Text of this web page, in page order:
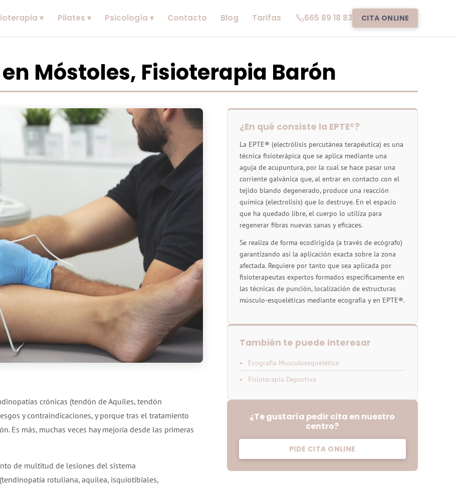
▾ Pilates ▾ Psicología ▾ Contacto Blog Tarifas 665 89 18 83 CITA ONLINE
en Móstoles, Fisioterapia Barón
crónicas (tendón de Aquiles, tendón
y contraindicaciones, y porque tras el tratamiento
Es más, muchas veces hay mejoría desde las primeras
de multitud de lesiones del sistema
rotuliana, aquilea, isquiotibiales,
¿En qué consiste la EPTE®?
La EPTE® (electrólisis percutánea terapéutica) es una
técnica fisioterápica que se aplica mediante una
aguja de acupuntura, por la cual se hace pasar una
corriente galvánica que, al entrar en contacto con el
tejido blando degenerado, produce una reacción
química (electrolisis) que lo destruye. En el espacio
que ha quedado libre, el cuerpo lo utiliza para
regenerar fibras nuevas sanas y eficaces.
Se realiza de forma ecodirigida (a través de ecógrafo)
garantizando así la aplicación exacta sobre la zona
afectada. Requiere por tanto que sea aplicada por
fisioterapeutas expertos formados específicamente en
las técnicas de punción, localización de estructuras
músculo-esqueléticas mediante ecografía y en EPTE®.
También te puede interesar
Ecografía Musculoesquelética
Fisioterapia Deportiva
¿Te gustaría pedir cita en nuestro
centro?
PIDE CITA ONLINE